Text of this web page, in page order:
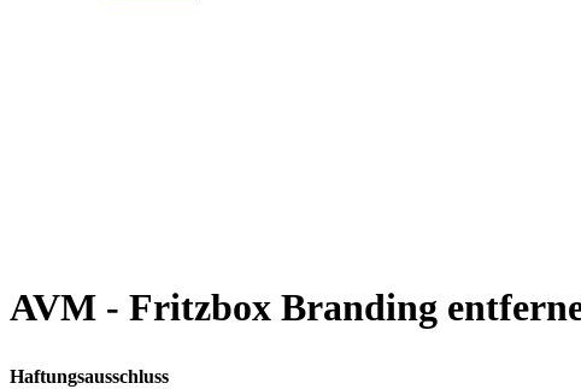
AVM - Fritzbox Branding
Haftungsausschluss